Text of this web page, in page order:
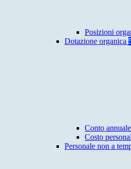
Posizioni
Dotazione organica
Conto
Costo
Personale non a